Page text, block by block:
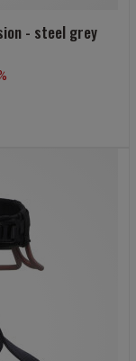
- steel grey